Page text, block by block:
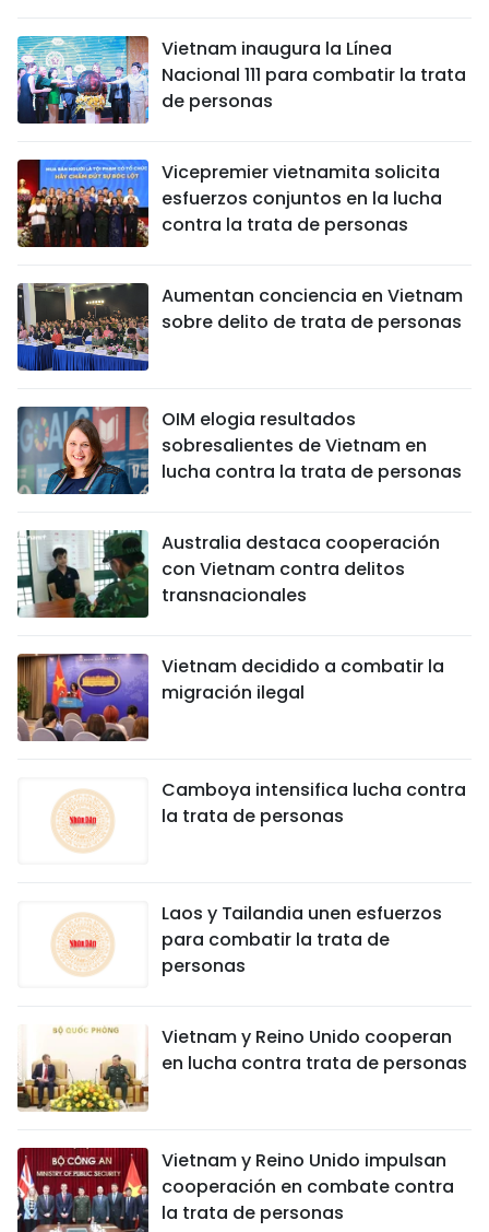
FOTOGRAFÍA
TIẾNG VIỆT
中文
РУССКИЙ
Vietnam inaugura la Línea
Nacional 111 para combatir la trata
de personas
Vicepremier vietnamita solicita
esfuerzos conjuntos en la lucha
contra la trata de personas
Aumentan conciencia en Vietnam
sobre delito de trata de personas
OIM elogia resultados
sobresalientes de Vietnam en
lucha contra la trata de personas
Australia destaca cooperación
con Vietnam contra delitos
transnacionales
Vietnam decidido a combatir la
migración ilegal
Camboya intensifica lucha contra
la trata de personas
Laos y Tailandia unen esfuerzos
para combatir la trata de
personas
Vietnam y Reino Unido cooperan
en lucha contra trata de personas
Vietnam y Reino Unido impulsan
cooperación en combate contra
la trata de personas